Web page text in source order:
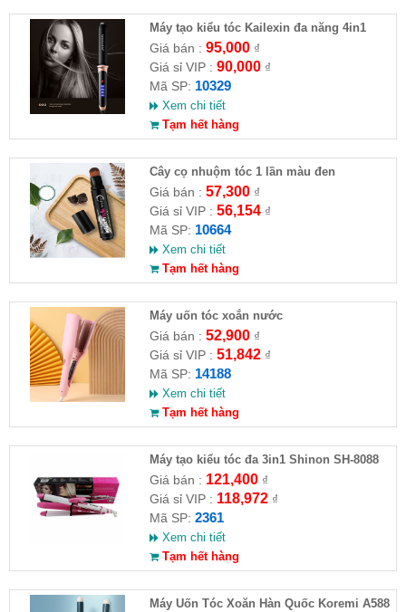
Máy tạo kiểu tóc Kailexin đa năng 4in1
Giá bán : 95,000₫
Giá sỉ VIP : 90,000₫
Mã SP: 10329
Xem chi tiết
Tạm hết hàng
Cây cọ nhuộm tóc 1 lần màu đen
Giá bán : 57,300₫
Giá sỉ VIP : 56,154₫
Mã SP: 10664
Xem chi tiết
Tạm hết hàng
Máy uốn tóc xoắn nước
Giá bán : 52,900₫
Giá sỉ VIP : 51,842₫
Mã SP: 14188
Xem chi tiết
Tạm hết hàng
Máy tạo kiểu tóc đa 3in1 Shinon SH-8088
Giá bán : 121,400₫
Giá sỉ VIP : 118,972₫
Mã SP: 2361
Xem chi tiết
Tạm hết hàng
Máy Uốn Tóc Xoăn Hàn Quốc Koremi A588